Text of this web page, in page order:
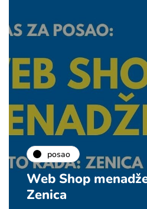
posao
Web Shop
Zenica